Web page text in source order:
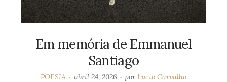
Em memória de Emmanuel
Santiago
POESIA abril 24, 2026 porLucio Carvalho